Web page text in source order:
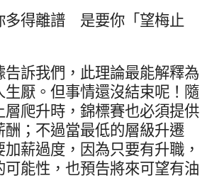
多得離譜 是要你「望梅止
告訴我們，此理論最能解釋為
生厭。但事情還沒結束呢！隨
層爬升時，錦標賽也必須提供
酬；不過當最低的層級升遷
薪過度，因為只要有升職，
可能性，也預告將來可望有油